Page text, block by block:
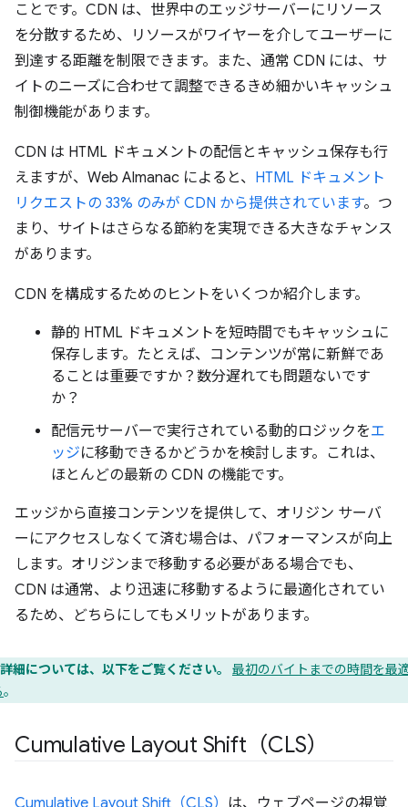
ことです。CDN は、世界中のエッジサーバーにリソース
を分散するため、リソースがワイヤーを介してユーザーに
到達する距離を制限できます。また、通常 CDN には、サ
イトのニーズに合わせて調整できるきめ細かいキャッシュ
制御機能があります。
CDN は HTML ドキュメントの配信とキャッシュ保存も行
えますが、Web Almanac によると、 HTML ドキュメント
リクエストの 33% のみが CDN から提供されています。つ
まり、サイトはさらなる節約を実現できる大きなチャンス
があります。
CDN を構成するためのヒントをいくつか紹介します。
静的 HTML ドキュメントを短時間でもキャッシュに
保存します。たとえば、コンテンツが常に新鮮であ
ることは重要ですか？数分遅れても問題ないです
か？
配信元サーバーで実行されている動的ロジックをエ
ッジに移動できるかどうかを検討します。これは、
ほとんどの最新の CDN の機能です。
エッジから直接コンテンツを提供して、オリジン サーバ
ーにアクセスしなくて済む場合は、パフォーマンスが向上
します。オリジンまで移動する必要がある場合でも、
CDN は通常、より迅速に移動するように最適化されてい
るため、どちらにしてもメリットがあります。
詳細については、以下をご覧ください。
最初のバイトまでの時間を最
。
Cumulative Layout Shift（CLS）
Cumulative Layout Shift（CLS） は、ウェブページの視覚